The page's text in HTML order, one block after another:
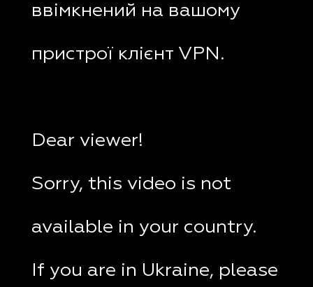
ввімкнений на вашому
пристрої клієнт VPN.
Dear viewer!
Sorry, this video is not
available in your country.
If you are in Ukraine, please